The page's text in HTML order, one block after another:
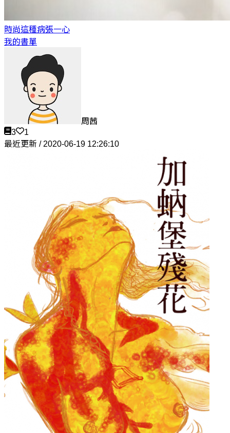
時尚這種病張一心
我的書單
周茜
3
1
最近更新 / 2020-06-19 12:26:10